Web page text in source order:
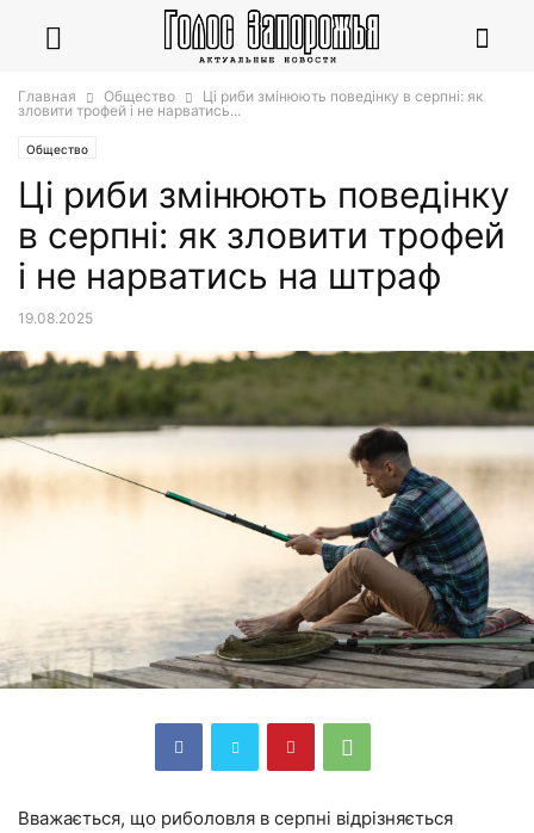
Главная Общество
Ці риби змінюють поведінку в серпні: як
зловити трофей і не нарватись...
Общество
Ці риби змінюють поведінку
в серпні: як зловити трофей
і не нарватись на штраф
19.08.2025
Вважається, що риболовля в серпні відрізняється